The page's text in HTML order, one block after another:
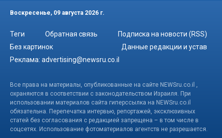
Воскресенье, 09 августа 2026 г.
Теги Обратная связь
Подписка на новости (RSS)
Без картинок
Данные редакции и устав
Реклама: advertising@newsru.co.il
Все права на материалы, опубликованные на сайте NEWSru.co.il ,
охраняются в соответствии с законодательством Израиля. При
использовании материалов сайта гиперссылка на NEWSru.co.il
обязательна. Перепечатка интервью, репортажей, эксклюзивных
статей без согласования с редакцией запрещена – в том числе в
соцсетях. Использование фотоматериалов агентств не разрешается.